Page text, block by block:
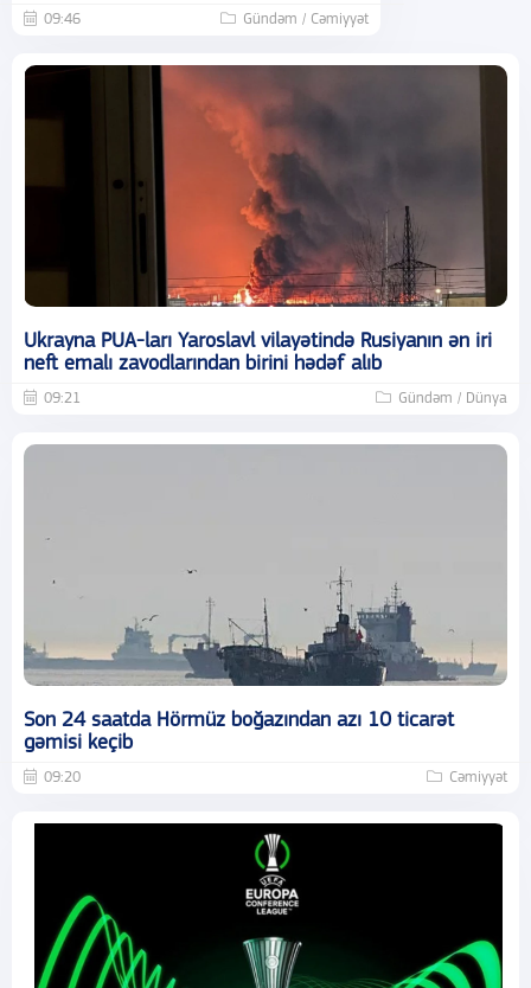
09:46 Gündəm / Cəmiyyət
Ukrayna PUA-ları Yaroslavl vilayətində Rusiyanın ən iri
neft emalı zavodlarından birini hədəf alıb
09:21 Gündəm / Dünya
Son 24 saatda Hörmüz boğazından azı 10 ticarət
gəmisi keçib
09:20 Cəmiyyət